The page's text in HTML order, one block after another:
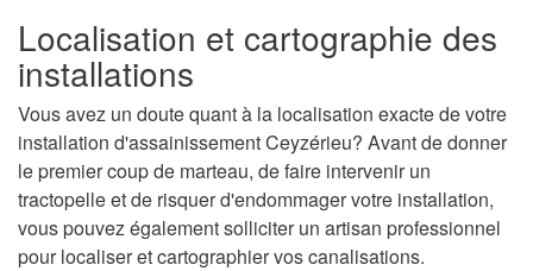
Localisation et cartographie des
installations
Vous avez un doute quant à la localisation exacte de votre
installation d'assainissement Ceyzérieu? Avant de donner
le premier coup de marteau, de faire intervenir un
tractopelle et de risquer d'endommager votre installation,
vous pouvez également solliciter un artisan professionnel
pour localiser et cartographier vos canalisations.